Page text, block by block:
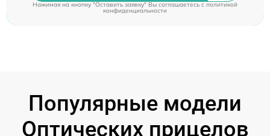
Нажимая на кнопку "Оставить заявку" Вы соглашаетесь c политикой
конфиденциальности
Популярные модели
Оптических прицелов